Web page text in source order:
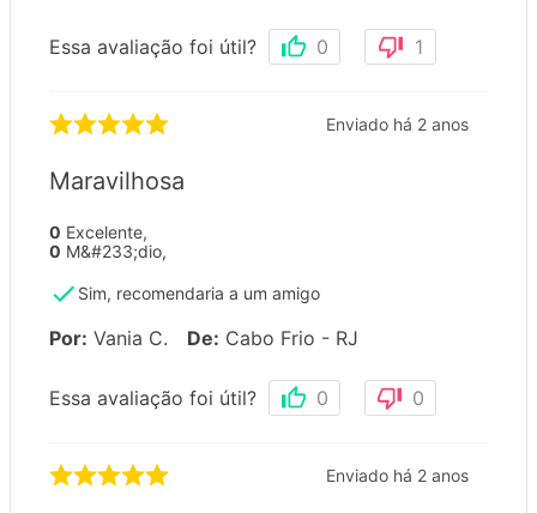
Essa avaliação foi útil? 0 1
Enviado há 2 anos
Maravilhosa
0 Excelente,
0 M&#233;dio,
Sim, recomendaria a um amigo
Por: Vania C. De: Cabo Frio - RJ
Essa avaliação foi útil? 0 0
Enviado há 2 anos